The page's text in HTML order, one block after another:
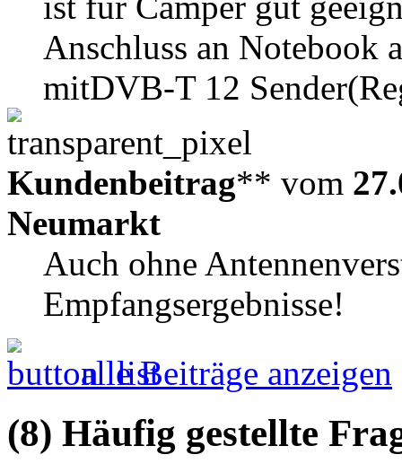
Anschluss an Notebook
mitDVB-T 12
Kundenbeitrag** vom
Neumarkt
Auch ohne
Empfangsergebnisse!
alle Beiträge anzeigen
(8) Häufig gestellte